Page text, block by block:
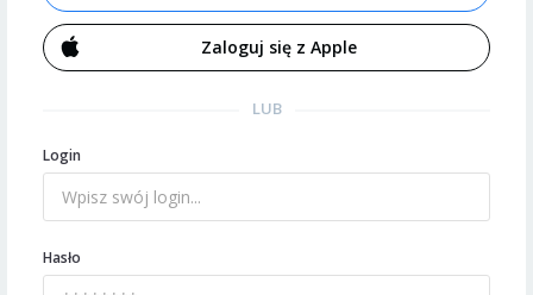
Zaloguj się z Apple
LUB
Login
Hasło